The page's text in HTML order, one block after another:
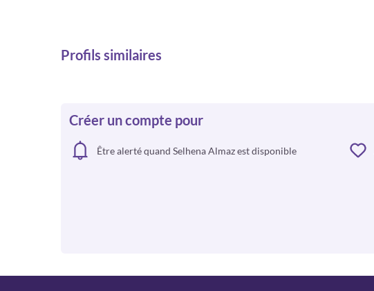
Profils similaires
Créer un compte pour
Être alerté quand Selhena Almaz est disponible